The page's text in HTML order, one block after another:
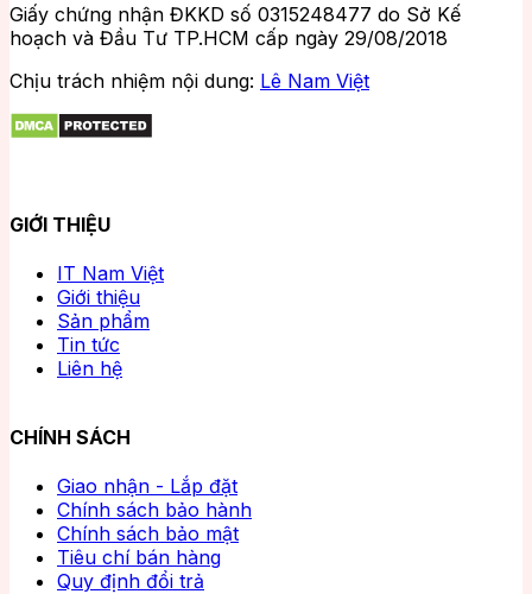
Giấy chứng nhận ĐKKD số 0315248477 do Sở Kế
hoạch và Đầu Tư TP.HCM cấp ngày 29/08/2018
Chịu trách nhiệm nội dung: Lê Nam Việt
GIỚI THIỆU
IT Nam Việt
Giới thiệu
Sản phẩm
Tin tức
Liên hệ
CHÍNH SÁCH
Giao nhận - Lắp đặt
Chính sách bảo hành
Chính sách bảo mật
Tiêu chí bán hàng
Quy định đổi trả